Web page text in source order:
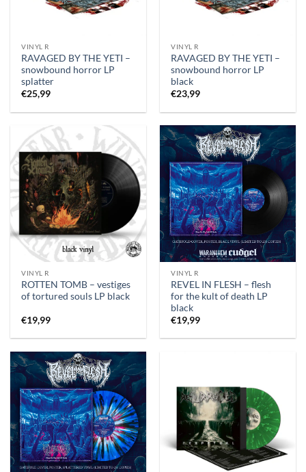
VINYL R
RAVAGED BY THE YETI –
snowbound horror LP
splatter
€25,99
VINYL R
RAVAGED BY THE YETI –
snowbound horror LP
black
€23,99
VINYL R
ROTTEN TOMB – vestiges
of tortured souls LP black
€19,99
VINYL R
REVEL IN FLESH – flesh
for the kult of death LP
black
€19,99